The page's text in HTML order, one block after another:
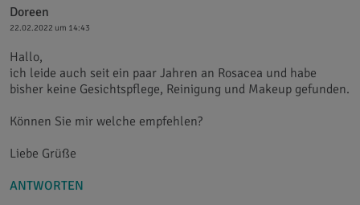
Doreen
22.02.2022 um 14:43
Hallo,
ich leide auch seit ein paar Jahren an Rosacea und habe
bisher keine Gesichtspflege, Reinigung und Makeup gefunden.
Können Sie mir welche empfehlen?
Liebe Grüße
ANTWORTEN